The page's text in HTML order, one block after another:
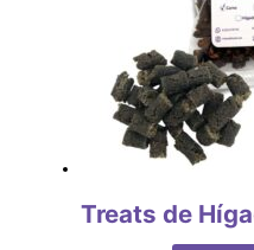
Treats de